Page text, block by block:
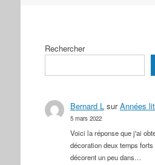
Rechercher
Bernard L surAnnées
5 mars 2022
Voici la réponse que j'ai
décoration deux temps
décorent un peu dans…